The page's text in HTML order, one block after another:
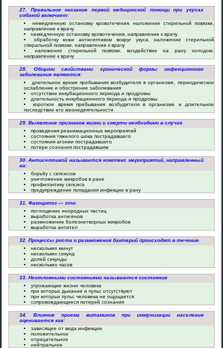
27. Правильное оказание первой медицинской помощи при укусах
собакой включает:
немедленную остановку кровотечения, наложение стерильной повязки,
направление к врачу
немедленную остановку кровотечения, направление к врачу
обработку кожи антисептиком вокруг укуса, наложение стерильной
спиральной повязки, направление к врачу
наложение стерильной повязки, воздействие на рану холодом,
направление к врачу
28. Общими свойствами хронической формы инфекционного
заболевания являются:
длительное время пребывания возбудителя в организме, периодическое
ослабление и обострение заболевания
отсутствие инкубационного периода и продромы
длительность инкубационного периода и продромы
короткое время пребывания возбудителя в организме и длительное
последствие его жизнедеятельности
29. Выявление признаков жизни и смерти необходимо в случае
проведения реанимационных мероприятий
состояния тяжелого шока пострадавшего
состояния агонии пострадавшего
потери сознания пострадавшим
30. Антисептикой называется комплекс мероприятий, направленный
на:
борьбу с сепсисом
уничтожение микробов в ране
профилактику сепсиса
предупреждение попадания инфекции в рану
31. Фагоцитоз — это:
поглощение инородных частиц
выработка антигенов
размножение болезнетворных микробов
выработка антител
32. Процессы роста и размножения бактерий происходят в течение
нескольких минут
нескольких секунд
долей секунды
нескольких часов
33. Неотложными состояниями называются состояния
угрожающие жизни человека
при которых дыхание и пульс отсутствуют
при которых пульс человека не ощущается
сопровождающиеся потерей сознания
34. Влияние приема витаминов при иммунизации населения
оценивается как:
зависящее от вида инфекции
положительное
отрицательное
нейтральное